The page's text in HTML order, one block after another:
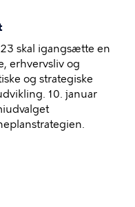
skal igangsætte en
erhvervsliv og
og strategiske
10. januar